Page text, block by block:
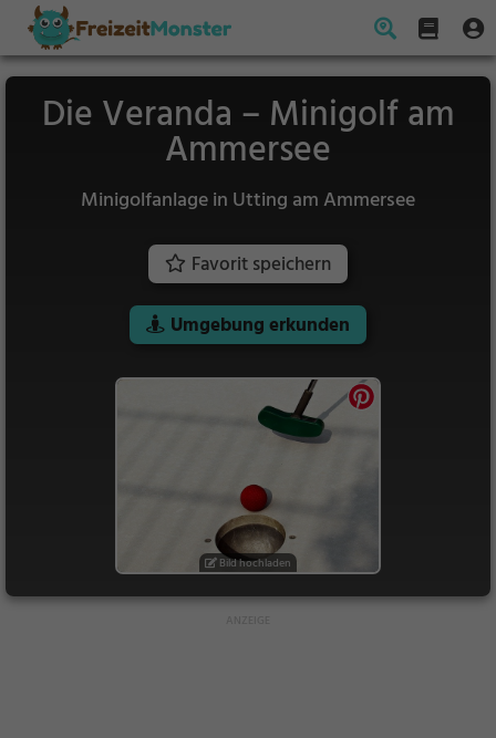
Die Veranda – Minigolf am
Ammersee
Minigolfanlage in Utting am Ammersee
Favorit speichern
Umgebung erkunden
Bild hochladen